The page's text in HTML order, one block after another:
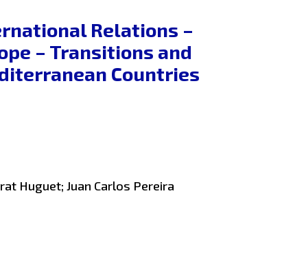
Relations –
– Transitions and
Countries
Huguet; Juan Carlos Pereira